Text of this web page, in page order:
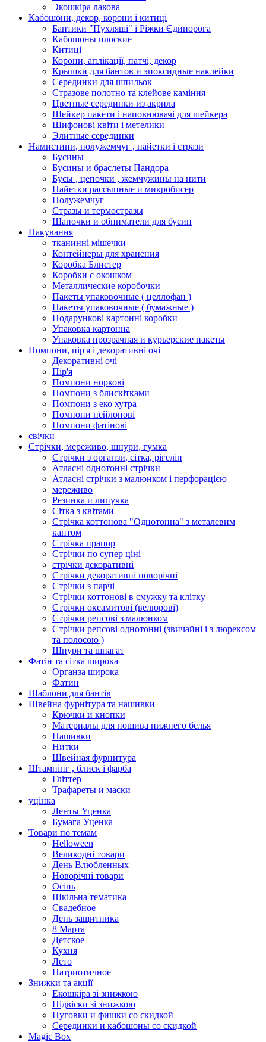
Экошкiра лакова
Кабошони, декор, корони і китиці
Бантики "Пухляші" і Ріжки Єдинорога
Кабошоны плоские
Китиці
Корони, аплікації, патчі, декор
Крышки для бантов и эпоксидные наклейки
Серединки для шпильок
Стразове полотно та клейове каміння
Цветные серединки из акрила
Шейкер пакети і наповнювачі для шейкера
Шифонові квіти і метелики
Элитные серединки
Намистини, полужемчуг , пайетки і стрази
Бусины
Бусины и браслеты Пандора
Бусы , цепочки , жемчужины на нити
Пайетки рассыпные и микробисер
Полужемчуг
Стразы и термостразы
Шапочки и обниматели для бусин
Пакування
тканинні мішечки
Контейнеры для хранения
Коробка Блистер
Коробки с окошком
Металлические коробочки
Пакеты упаковочные ( целлофан )
Пакеты упаковочные ( бумажные )
Подарункові картонні коробки
Упаковка картонна
Упаковка прозрачная и курьерские пакеты
Помпони, пір'я і декоративні очі
Декоративні очі
Пір'я
Помпони норкові
Помпони з блискітками
Помпони з еко хутра
Помпони нейлонові
Помпони фатінові
свічки
Стрічки, мереживо, шнури, гумка
Стрічки з органзи, сітка, рігелін
Атласні однотонні стрічки
Атласні стрічки з малюнком і перфорацією
мереживо
Резинка и липучка
Сітка з квітами
Стрічка коттонова "Однотонна" з металевим
кантом
Стрічка прапор
Стрічки по супер ціні
стрічки декоративні
Стрічки декоративні новорічні
Стрічки з парчі
Стрічки коттонові в смужку та клітку
Стрічки оксамитові (велюрові)
Стрічки репсові з малюнком
Стрічки репсові однотонні (звичайні і з люрексом
та полосою )
Шнури та шпагат
Фатін та сітка широка
Органза широка
Фатин
Шаблони для бантів
Швейна фурнітура та нашивки
Крючки и кнопки
Материалы для пошива нижнего белья
Нашивки
Нитки
Швейная фурнитура
Штампінг , блиск і фарба
Гліттер
Трафареты и маски
уцінка
Ленты Уценка
Бумага Уценка
Товари по темам
Helloween
Великодні товари
День Влюбленных
Новорічні товари
Осінь
Шкільна тематика
Свадебное
День защитника
8 Марта
Детское
Кухня
Лето
Патриотичное
Знижки та акції
Екошкіра зі знижкою
Підвіски зі знижкою
Пуговки и фишки со скидкой
Серединки и кабошоны со скидкой
Magic Box